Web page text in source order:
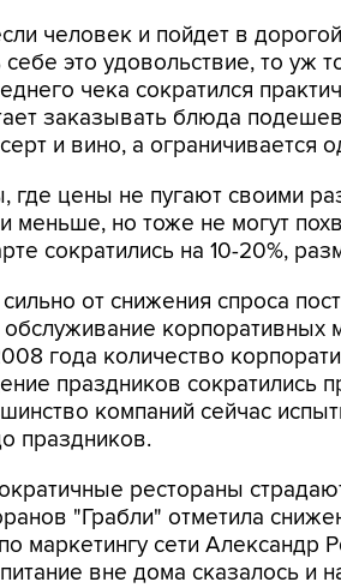
человек и пойдет в
себе это удовольствие, то уж
чека сократился
заказывать блюда
и вино, а
где цены не пугают своими
меньше, но тоже не могут
сократились на 10-20%,
от снижения спроса
корпоративных
года количество
праздников сократились
компаний сейчас
праздников.
рестораны
"Грабли" отметила
маркетингу сети Александр
вне дома сказалось и